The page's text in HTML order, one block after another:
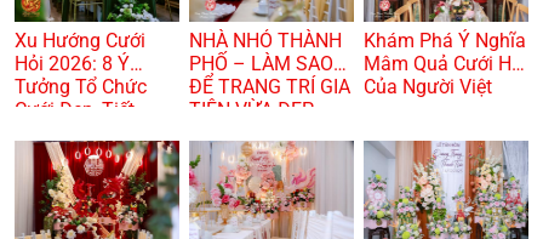
Xu Hướng Cưới
Hỏi 2026: 8 Ý
Tưởng Tổ Chức
Cưới Đẹp, Tiết
NHÀ NHỎ THÀNH
PHỐ – LÀM SAO
ĐỂ TRANG TRÍ GIA
TIÊN VỪA ĐẸP
TRỌNG? 🏠🌸
Khám Phá Ý Nghĩa
Mâm Quả Cưới Hỏi
Của Người Việt